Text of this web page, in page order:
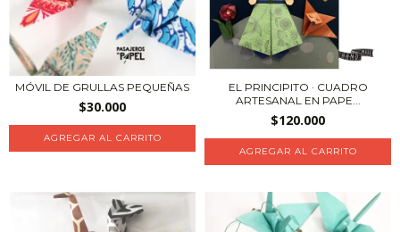
MÓVIL DE GRULLAS PEQUEÑAS
$30.000
EL PRINCIPITO · CUADRO
ARTESANAL EN PAPE...
$120.000
AGREGAR AL CARRITO